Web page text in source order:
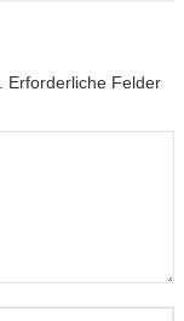
Erforderliche Felder